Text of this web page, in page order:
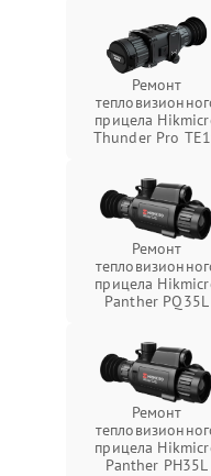
Ремонт
прицела
Thunder Pro
Ремонт
прицела
Panther PQ35L
Ремонт
прицела
Panther PH35L